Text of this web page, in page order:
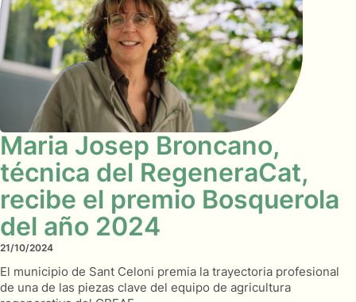
Maria Josep Broncano,
técnica del RegeneraCat,
recibe el premio Bosquerola
del año 2024
21/10/2024
El municipio de Sant Celoni premia la trayectoria profesional
de una de las piezas clave del equipo de agricultura